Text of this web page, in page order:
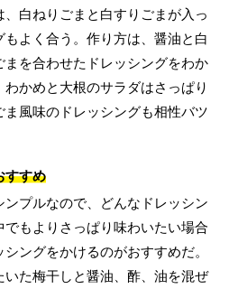
白ねりごまと白すりごまが入っ
よく合う。作り方は、醤油と白
を合わせたドレッシングをわか
かめと大根のサラダはさっぱり
風味のドレッシングも相性バツ
すすめ
プルなので、どんなドレッシン
もよりさっぱり味わいたい場合
ングをかけるのがおすすめだ。
た梅干しと醤油、酢、油を混ぜ